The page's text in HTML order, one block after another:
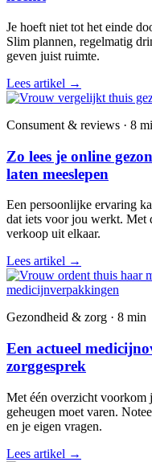
Je hoeft niet tot het einde
Slim plannen, regelmatig
geven juist ruimte.
Lees artikel →
Consument & reviews · 8
Zo lees je online
laten meeslepen
Een persoonlijke ervaring
dat iets voor jou werkt. Met
verkoop uit elkaar.
Lees artikel →
Gezondheid & zorg · 8 min
Een actueel
zorggesprek
Met één overzicht voorkom
geheugen moet varen.
en je eigen vragen.
Lees artikel →